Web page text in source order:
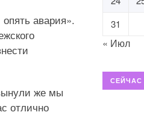
авария».
же мы
отлично
31
« Июл